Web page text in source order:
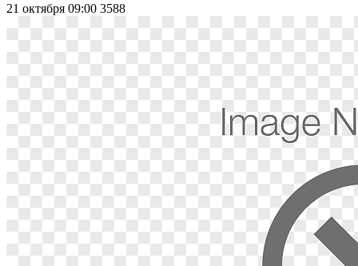
21 октября 09:00 3588